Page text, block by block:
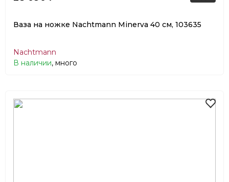
Ваза на ножке Nachtmann Minerva 40 см, 103635
Nachtmann
В наличии, много